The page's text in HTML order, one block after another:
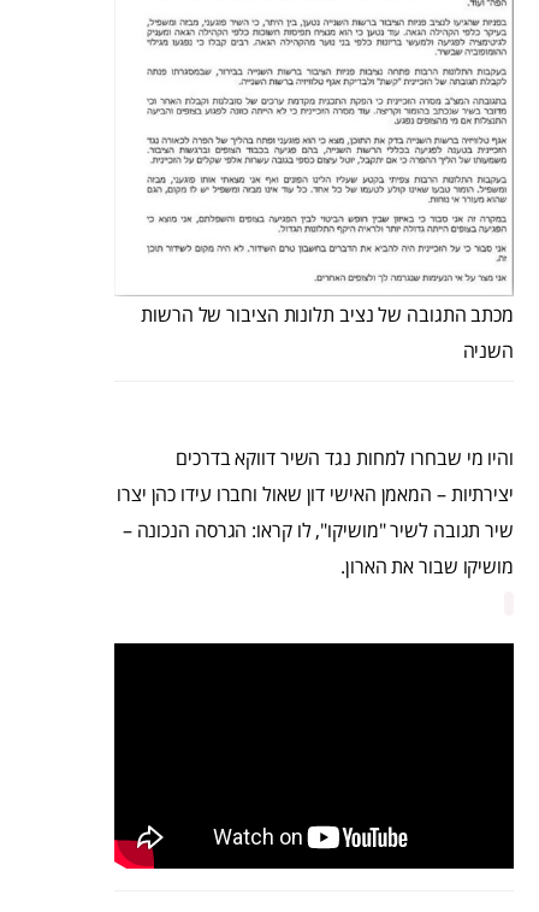
מכתב התגובה של נציב תלונות הציבור של הרשות
השניה
והיו מי שבחרו למחות נגד השיר דווקא בדרכים
יצירתיות – המאמן האישי דון שאול וחברו עידו כהן יצרו
שיר תגובה לשיר "מושיקו", לו קראו: הגרסה הנכונה –
מושיקו שבור את הארון.